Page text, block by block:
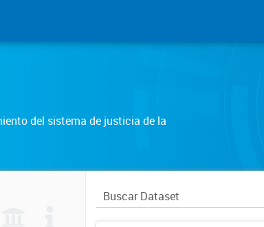
del sistema de justicia de la